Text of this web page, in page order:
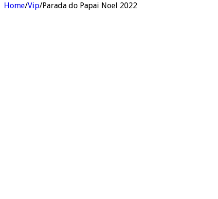
Home/Vip/Parada do Papai Noel 2022